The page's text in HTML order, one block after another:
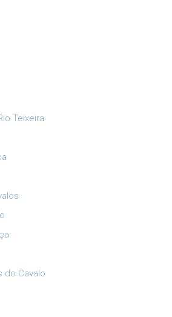
Teixeira
do Cavalo